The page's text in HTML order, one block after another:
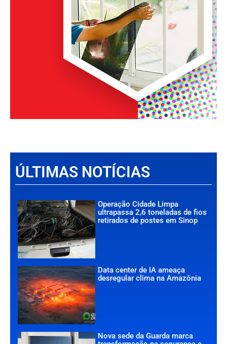
ÚLTIMAS NOTÍCIAS
Operação Cidade Limpa
ultrapassa 2,6 toneladas de fios
retirados de postes em Sinop
Data center de IA ameaça
desregular clima na Amazônia
Nova sede da Guarda marca